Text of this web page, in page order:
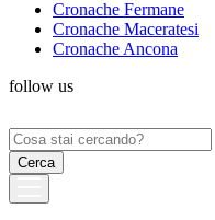
Cronache Fermane
Cronache Maceratesi
Cronache Ancona
follow us
Ricerca
per: